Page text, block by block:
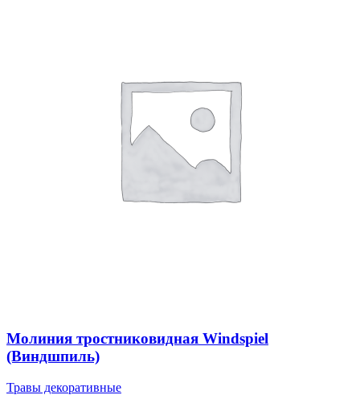
Молиния тростниковидная Windspiel
(Виндшпиль)
Травы декоративные